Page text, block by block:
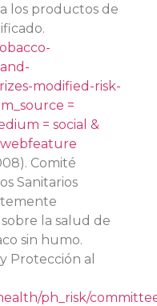
los productos de
modified-risk-
=
= social &
Comité
Sanitarios
la salud de
sin humo.
Protección al
ph_risk/